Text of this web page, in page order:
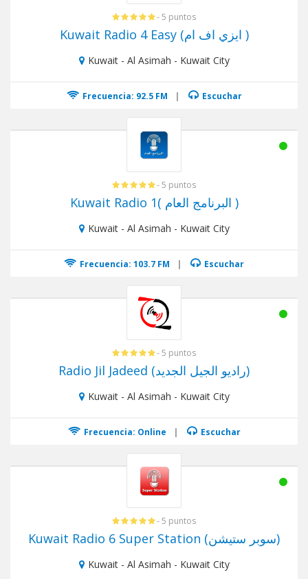
- 5 puntos
Kuwait Radio 4 Easy (ايزي اف ام )
Kuwait - Al Asimah - Kuwait City
Frecuencia: 92.5 FM | Escuchar
- 5 puntos
Kuwait Radio 1( البرنامج العام )
Kuwait - Al Asimah - Kuwait City
Frecuencia: 103.7 FM | Escuchar
- 5 puntos
​Radio Jil Jadeed (راديو الجيل الجديد)
Kuwait - Al Asimah - Kuwait City
Frecuencia: Online | Escuchar
- 5 puntos
Kuwait Radio 6 Super Station (سوبر ستيشن)
Kuwait - Al Asimah - Kuwait City